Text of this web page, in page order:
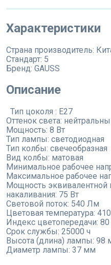
Характеристики
Страна производитель:
Стандарт: 5
Бренд: GAUSS
Описание
Тип цоколя : E27
Оттенок света:
Мощность: 8 Вт
Тип лампы: светодиодная
Тип колбы: свечеобразная
Вид колбы: матовая
Минимальное рабочее
Максимальное рабочее
Мощность эквивалентной
накаливания: 75 Вт
Световой поток: 540 Лм
Цветовая температура:
Индекс цветопередачи: 80
Срок службы: 25000 ч
Высота (длина) лампы: 98
Диаметр лампы: 37 мм